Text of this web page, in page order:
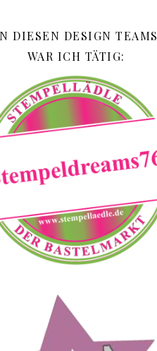
DIESEN DESIGN TEAMS
WAR ICH TÄTIG: